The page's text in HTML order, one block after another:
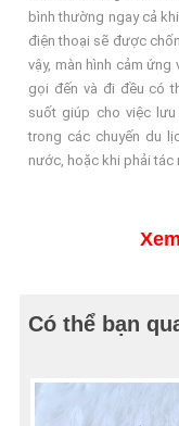
bình thường ngay cả
điện thoại sẽ được
vậy, màn hình cảm
gọi đến và đi đều có
suốt giúp cho việc
trong các chuyến du
nước, hoặc khi phải
Có thể bạn